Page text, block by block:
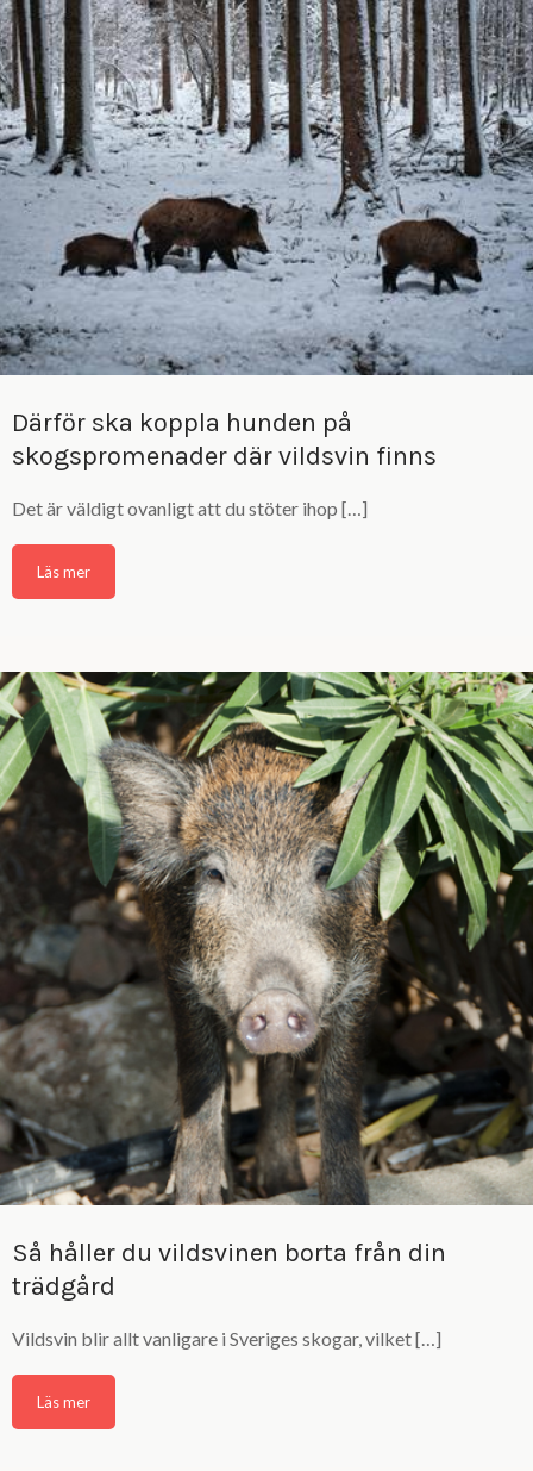
Därför ska koppla hunden på
skogspromenader där vildsvin finns
Det är väldigt ovanligt att du stöter ihop […]
Så håller du vildsvinen borta från din
trädgård
Vildsvin blir allt vanligare i Sveriges skogar, vilket […]